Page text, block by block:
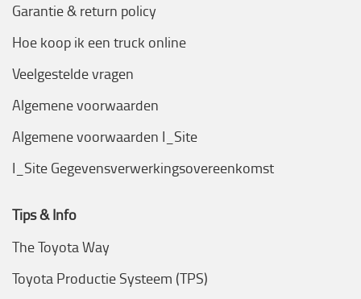
Garantie & return policy
Hoe koop ik een truck online
Veelgestelde vragen
Algemene voorwaarden
Algemene voorwaarden I_Site
I_Site Gegevensverwerkingsovereenkomst
Tips & Info
The Toyota Way
Toyota Productie Systeem (TPS)